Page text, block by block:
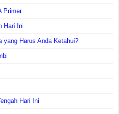
Primer
Hari Ini
yang Harus Anda Ketahui?
Hari Ini